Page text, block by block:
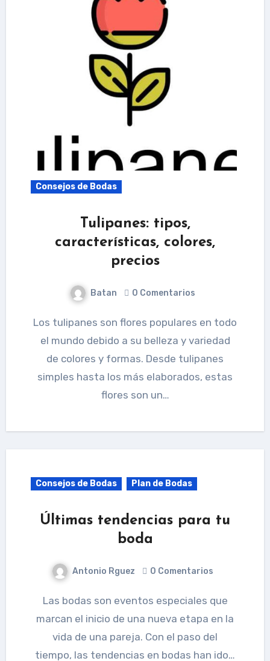
Consejos de Bodas
Tulipanes: tipos,
características, colores,
precios
Batan 0 Comentarios
Los tulipanes son flores populares en todo
el mundo debido a su belleza y variedad
de colores y formas. Desde tulipanes
simples hasta los más elaborados, estas
flores son un…
Consejos de Bodas Plan de Bodas
Últimas tendencias para tu
boda
Antonio Rguez 0 Comentarios
Las bodas son eventos especiales que
marcan el inicio de una nueva etapa en la
vida de una pareja. Con el paso del
tiempo, las tendencias en bodas han ido…